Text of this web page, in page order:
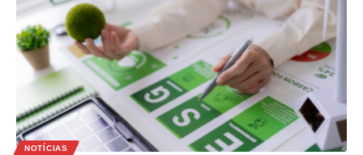
NOTÍCIAS